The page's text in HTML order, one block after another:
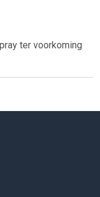
ter voorkoming